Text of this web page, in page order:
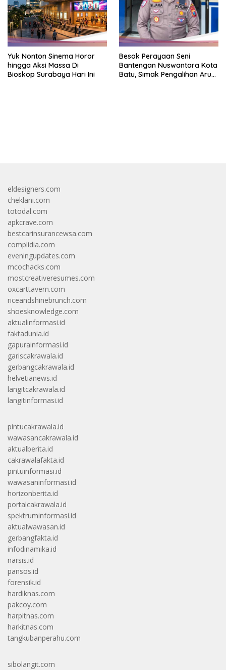
Yuk Nonton Sinema Horor
hingga Aksi Massa Di
Bioskop Surabaya Hari Ini
Besok Perayaan Seni
Bantengan Nuswantara Kota
Batu, Simak Pengalihan Arus
eldesigners.com
cheklani.com
totodal.com
apkcrave.com
bestcarinsurancewsa.com
complidia.com
eveningupdates.com
mcochacks.com
mostcreativeresumes.com
oxcarttavern.com
riceandshinebrunch.com
shoesknowledge.com
aktualinformasi.id
faktadunia.id
gapurainformasi.id
gariscakrawala.id
gerbangcakrawala.id
helvetianews.id
langitcakrawala.id
langitinformasi.id
pintucakrawala.id
wawasancakrawala.id
aktualberita.id
cakrawalafakta.id
pintuinformasi.id
wawasaninformasi.id
horizonberita.id
portalcakrawala.id
spektruminformasi.id
aktualwawasan.id
gerbangfakta.id
infodinamika.id
narsis.id
pansos.id
forensik.id
hardiknas.com
pakcoy.com
harpitnas.com
harkitnas.com
tangkubanperahu.com
sibolangit.com